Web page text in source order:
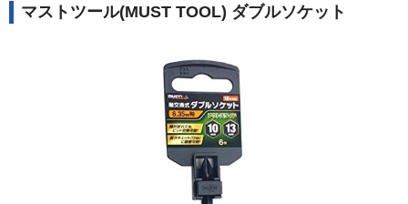
マストツール(MUST TOOL) ダブルソケット